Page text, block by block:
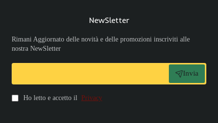
NewSletter
Rimani Aggiornato delle novità e delle promozioni inscriviti alle
nostra NewSletter
Invia
Ho letto e accetto il Privacy